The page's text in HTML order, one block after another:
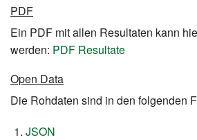
Wahlkreise
Statistik
Downloads
PDF
Ein PDF mit allen Resultaten kann
werden: PDF Resultate
Open Data
Die Rohdaten sind in den folgenden
JSON